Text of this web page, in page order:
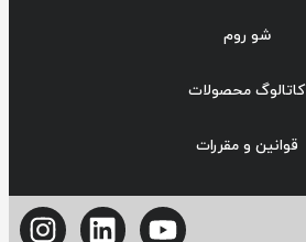
شو روم
کاتالوگ محصولات
قوانین و مقررات